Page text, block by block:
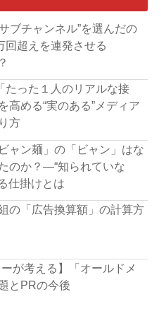
ブチャンネル”を選んだの
回超えを連発させる
たった１人のリアルな接
高める“実のある”メディア
方
ャン麺」の「ビャン」はな
のか？―“知られていな
仕掛けとは
の「広告換算額」の計算方
ーが考える】「オールドメ
とPRの今後